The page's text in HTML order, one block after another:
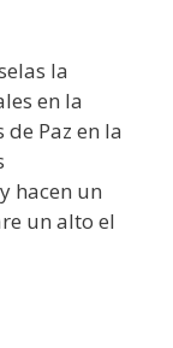
la
en la
de Paz en la
hacen un
un alto el